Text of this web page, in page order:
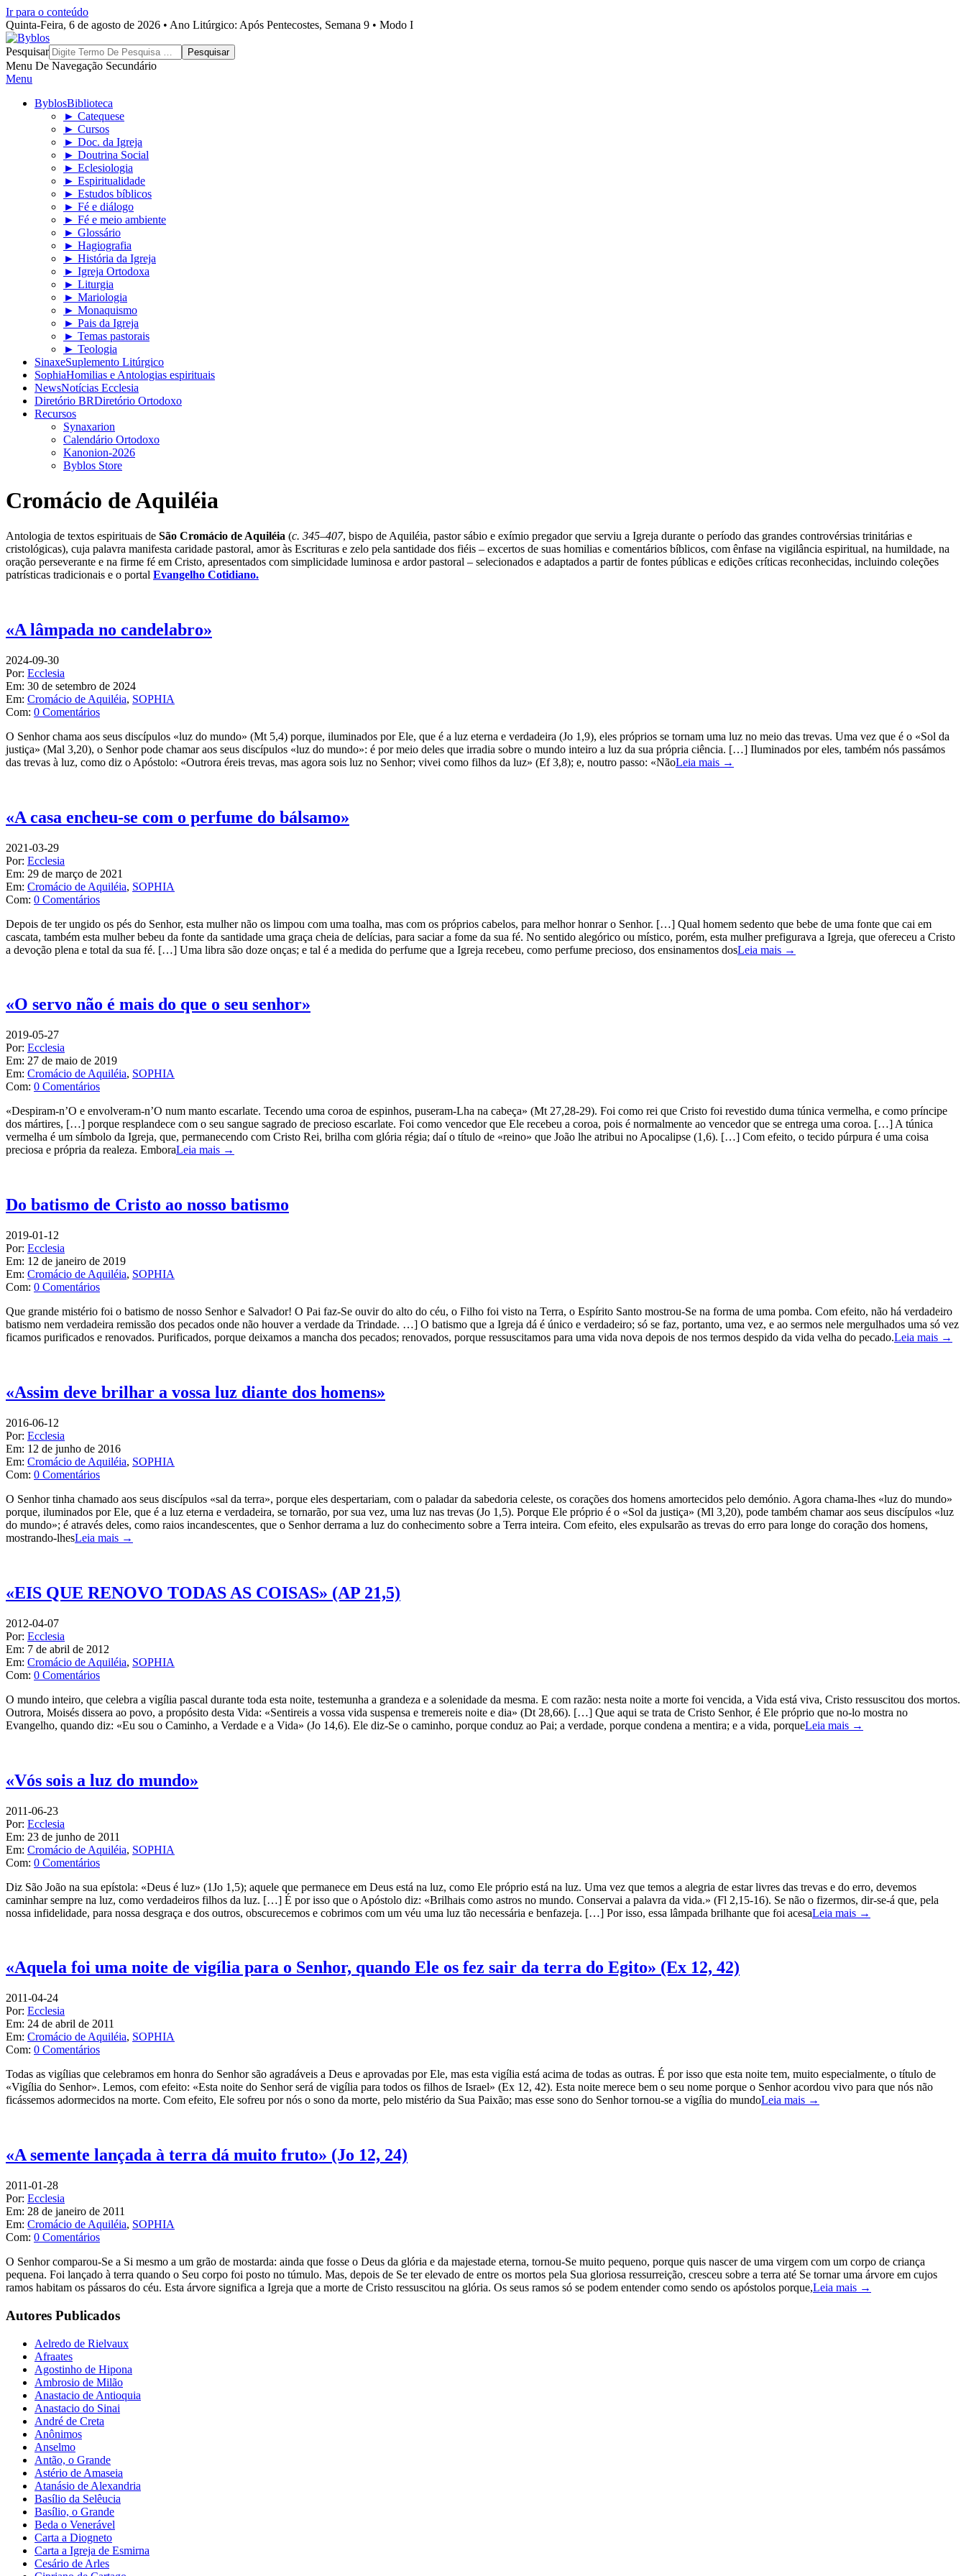
Ir para o conteúdo
Quinta-Feira, 6 de agosto de 2026 • Ano Litúrgico: Após Pentecostes, Semana 9 • Modo I
Byblos
Pesquisar
Menu De Navegação Secundário
Menu
ByblosBiblioteca
► Catequese
► Cursos
► Doc. da Igreja
► Doutrina Social
► Eclesiologia
► Espiritualidade
► Estudos bíblicos
► Fé e diálogo
► Fé e meio ambiente
► Glossário
► Hagiografia
► História da Igreja
► Igreja Ortodoxa
► Liturgia
► Mariologia
► Monaquismo
► Pais da Igreja
► Temas pastorais
► Teologia
SinaxeSuplemento Litúrgico
SophiaHomilias e Antologias espirituais
NewsNotícias Ecclesia
Diretório BRDiretório Ortodoxo
Recursos
Synaxarion
Calendário Ortodoxo
Kanonion-2026
Byblos Store
Cromácio de Aquiléia
Antologia de textos espirituais de São Cromácio de Aquiléia (c. 345–407, bispo de Aquiléia, pastor sábio e exímio pregador que serviu a Igreja durante o período das grandes controvérsias trinitárias e
cristológicas), cuja palavra manifesta caridade pastoral, amor às Escrituras e zelo pela santidade dos fiéis – excertos de suas homilias e comentários bíblicos, com ênfase na vigilância espiritual, na humildade, na
oração perseverante e na firme fé em Cristo, apresentados com simplicidade luminosa e ardor pastoral – selecionados e adaptados a partir de fontes públicas e edições críticas reconhecidas, incluindo coleções
patrísticas tradicionais e o portal Evangelho Cotidiano.
«A lâmpada no candelabro»
2024-09-30
Por: Ecclesia
Em: 30 de setembro de 2024
Em: Cromácio de Aquiléia, SOPHIA
Com: 0 Comentários
O Senhor chama aos seus discípulos «luz do mundo» (Mt 5,4) porque, iluminados por Ele, que é a luz eterna e verdadeira (Jo 1,9), eles próprios se tornam uma luz no meio das trevas. Uma vez que é o «Sol da
justiça» (Mal 3,20), o Senhor pode chamar aos seus discípulos «luz do mundo»: é por meio deles que irradia sobre o mundo inteiro a luz da sua própria ciência. […] Iluminados por eles, também nós passámos
das trevas à luz, como diz o Apóstolo: «Outrora éreis trevas, mas agora sois luz no Senhor; vivei como filhos da luz» (Ef 3,8); e, noutro passo: «NãoLeia mais →
«A casa encheu-se com o perfume do bálsamo»
2021-03-29
Por: Ecclesia
Em: 29 de março de 2021
Em: Cromácio de Aquiléia, SOPHIA
Com: 0 Comentários
Depois de ter ungido os pés do Senhor, esta mulher não os limpou com uma toalha, mas com os próprios cabelos, para melhor honrar o Senhor. […] Qual homem sedento que bebe de uma fonte que cai em
cascata, também esta mulher bebeu da fonte da santidade uma graça cheia de delícias, para saciar a fome da sua fé. No sentido alegórico ou místico, porém, esta mulher prefigurava a Igreja, que ofereceu a Cristo
a devoção plena e total da sua fé. […] Uma libra são doze onças; e tal é a medida do perfume que a Igreja recebeu, como perfume precioso, dos ensinamentos dosLeia mais →
«O servo não é mais do que o seu senhor»
2019-05-27
Por: Ecclesia
Em: 27 de maio de 2019
Em: Cromácio de Aquiléia, SOPHIA
Com: 0 Comentários
«Despiram-n’O e envolveram-n’O num manto escarlate. Tecendo uma coroa de espinhos, puseram-Lha na cabeça» (Mt 27,28-29). Foi como rei que Cristo foi revestido duma túnica vermelha, e como príncipe
dos mártires, […] porque resplandece com o seu sangue sagrado de precioso escarlate. Foi como vencedor que Ele recebeu a coroa, pois é normalmente ao vencedor que se entrega uma coroa. […] A túnica
vermelha é um símbolo da Igreja, que, permanecendo com Cristo Rei, brilha com glória régia; daí o título de «reino» que João lhe atribui no Apocalipse (1,6). […] Com efeito, o tecido púrpura é uma coisa
preciosa e própria da realeza. EmboraLeia mais →
Do batismo de Cristo ao nosso batismo
2019-01-12
Por: Ecclesia
Em: 12 de janeiro de 2019
Em: Cromácio de Aquiléia, SOPHIA
Com: 0 Comentários
Que grande mistério foi o batismo de nosso Senhor e Salvador! O Pai faz-Se ouvir do alto do céu, o Filho foi visto na Terra, o Espírito Santo mostrou-Se na forma de uma pomba. Com efeito, não há verdadeiro
batismo nem verdadeira remissão dos pecados onde não houver a verdade da Trindade. …] O batismo que a Igreja dá é único e verdadeiro; só se faz, portanto, uma vez, e ao sermos nele mergulhados uma só vez
ficamos purificados e renovados. Purificados, porque deixamos a mancha dos pecados; renovados, porque ressuscitamos para uma vida nova depois de nos termos despido da vida velha do pecado.Leia mais →
«Assim deve brilhar a vossa luz diante dos homens»
2016-06-12
Por: Ecclesia
Em: 12 de junho de 2016
Em: Cromácio de Aquiléia, SOPHIA
Com: 0 Comentários
O Senhor tinha chamado aos seus discípulos «sal da terra», porque eles despertariam, com o paladar da sabedoria celeste, os corações dos homens amortecidos pelo demónio. Agora chama-lhes «luz do mundo»
porque, iluminados por Ele, que é a luz eterna e verdadeira, se tornarão, por sua vez, uma luz nas trevas (Jo 1,5). Porque Ele próprio é o «Sol da justiça» (Ml 3,20), pode também chamar aos seus discípulos «luz
do mundo»; é através deles, como raios incandescentes, que o Senhor derrama a luz do conhecimento sobre a Terra inteira. Com efeito, eles expulsarão as trevas do erro para longe do coração dos homens,
mostrando-lhesLeia mais →
«EIS QUE RENOVO TODAS AS COISAS» (AP 21,5)
2012-04-07
Por: Ecclesia
Em: 7 de abril de 2012
Em: Cromácio de Aquiléia, SOPHIA
Com: 0 Comentários
O mundo inteiro, que celebra a vigília pascal durante toda esta noite, testemunha a grandeza e a solenidade da mesma. E com razão: nesta noite a morte foi vencida, a Vida está viva, Cristo ressuscitou dos mortos.
Outrora, Moisés dissera ao povo, a propósito desta Vida: «Sentireis a vossa vida suspensa e tremereis noite e dia» (Dt 28,66). […] Que aqui se trata de Cristo Senhor, é Ele próprio que no-lo mostra no
Evangelho, quando diz: «Eu sou o Caminho, a Verdade e a Vida» (Jo 14,6). Ele diz-Se o caminho, porque conduz ao Pai; a verdade, porque condena a mentira; e a vida, porqueLeia mais →
«Vós sois a luz do mundo»
2011-06-23
Por: Ecclesia
Em: 23 de junho de 2011
Em: Cromácio de Aquiléia, SOPHIA
Com: 0 Comentários
Diz São João na sua epístola: «Deus é luz» (1Jo 1,5); aquele que permanece em Deus está na luz, como Ele próprio está na luz. Uma vez que temos a alegria de estar livres das trevas e do erro, devemos
caminhar sempre na luz, como verdadeiros filhos da luz. […] É por isso que o Apóstolo diz: «Brilhais como astros no mundo. Conservai a palavra da vida.» (Fl 2,15-16). Se não o fizermos, dir-se-á que, pela
nossa infidelidade, para nossa desgraça e dos outros, obscurecemos e cobrimos com um véu uma luz tão necessária e benfazeja. […] Por isso, essa lâmpada brilhante que foi acesaLeia mais →
«Aquela foi uma noite de vigília para o Senhor, quando Ele os fez sair da terra do Egito» (Ex 12, 42)
2011-04-24
Por: Ecclesia
Em: 24 de abril de 2011
Em: Cromácio de Aquiléia, SOPHIA
Com: 0 Comentários
Todas as vigílias que celebramos em honra do Senhor são agradáveis a Deus e aprovadas por Ele, mas esta vigília está acima de todas as outras. É por isso que esta noite tem, muito especialmente, o título de
«Vigília do Senhor». Lemos, com efeito: «Esta noite do Senhor será de vigília para todos os filhos de Israel» (Ex 12, 42). Esta noite merece bem o seu nome porque o Senhor acordou vivo para que nós não
ficássemos adormecidos na morte. Com efeito, Ele sofreu por nós o sono da morte, pelo mistério da Sua Paixão; mas esse sono do Senhor tornou-se a vigília do mundoLeia mais →
«A semente lançada à terra dá muito fruto» (Jo 12, 24)
2011-01-28
Por: Ecclesia
Em: 28 de janeiro de 2011
Em: Cromácio de Aquiléia, SOPHIA
Com: 0 Comentários
O Senhor comparou-Se a Si mesmo a um grão de mostarda: ainda que fosse o Deus da glória e da majestade eterna, tornou-Se muito pequeno, porque quis nascer de uma virgem com um corpo de criança
pequena. Foi lançado à terra quando o Seu corpo foi posto no túmulo. Mas, depois de Se ter elevado de entre os mortos pela Sua gloriosa ressurreição, cresceu sobre a terra até Se tornar uma árvore em cujos
ramos habitam os pássaros do céu. Esta árvore significa a Igreja que a morte de Cristo ressuscitou na glória. Os seus ramos só se podem entender como sendo os apóstolos porque,Leia mais →
Autores Publicados
Aelredo de Rielvaux
Afraates
Agostinho de Hipona
Ambrosio de Milão
Anastacio de Antioquia
Anastacio do Sinai
André de Creta
Anônimos
Anselmo
Antão, o Grande
Astério de Amaseia
Atanásio de Alexandria
Basílio da Selêucia
Basílio, o Grande
Beda o Venerável
Carta a Diogneto
Carta a Igreja de Esmirna
Cesário de Arles